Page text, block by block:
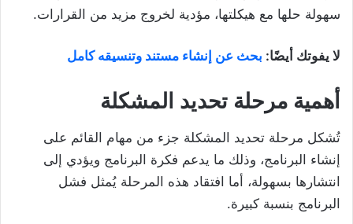
سهولة حلها مع هيكلتها، مؤدية لخروج مزيد من القرارات.
لا يفوتك أيضًا: بحث عن إنشاء مستند وتنسيقه كامل
أهمية مرحلة تحديد المشكلة
تُشكل مرحلة تحديد المشكلة جزء من مهام القائم على
إنشاء البرنامج، وذلك ما يدعم فكرة البرنامج ويؤدي إلى
انتشارها بسهولة، أما افتقاد هذه المرحلة يُمثل فشل
البرنامج بنسبة كبيرة.